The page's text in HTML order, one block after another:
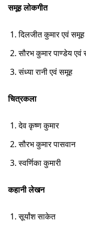
समूह लोकगीत
दिलजीत कुमार एवं समूह
सौरभ कुमार पाण्डेय एवं
संध्या रानी एवं समूह
चित्रकला
देव कृष्ण कुमार
सौरभ कुमार पासवान
स्वर्णिका कुमारी
कहानी लेखन
सूर्यांश साकेत